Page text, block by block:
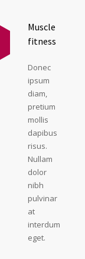
Muscle
fitness
Donec
ipsum
diam,
pretium
mollis
dapibus
risus.
Nullam
dolor
nibh
pulvinar
at
interdum
eget.